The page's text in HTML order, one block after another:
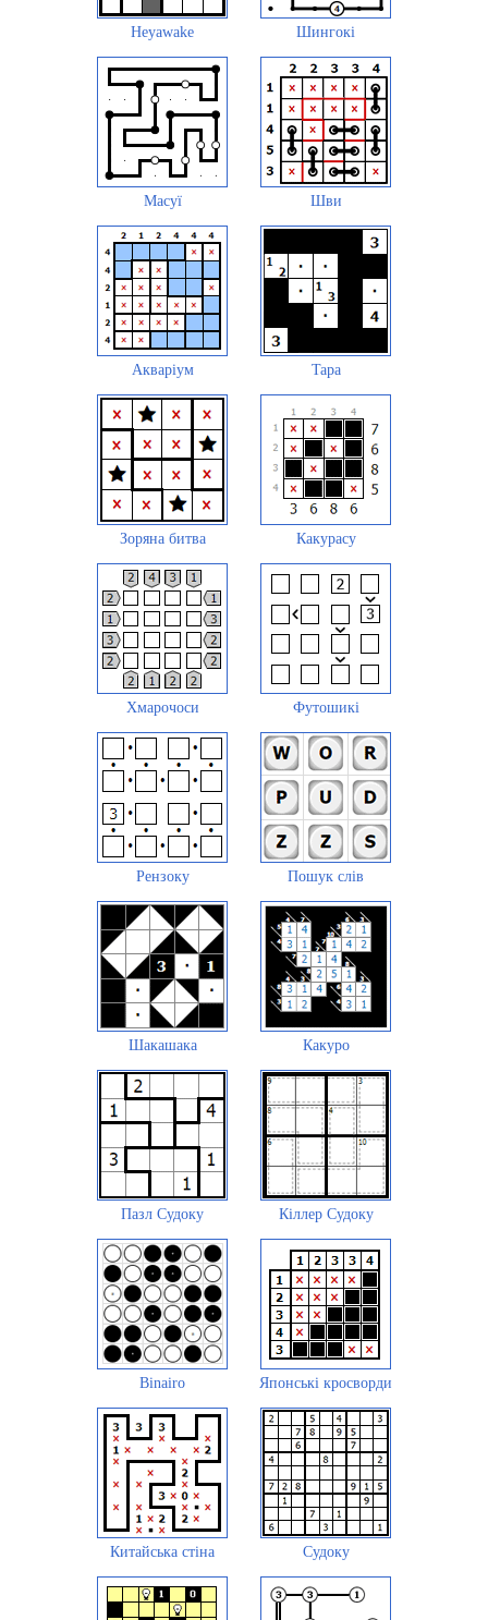
Heyawake Шингокі
Масуї Шви
Акваріум Tapa
Зоряна битва Какурасу
Хмарочоси Футошикі
Рензоку Пошук слів
Шакашака Какуро
Пазл Судоку Кіллер Судоку
Binairo Японські кросворди
Китайська стіна Судоку